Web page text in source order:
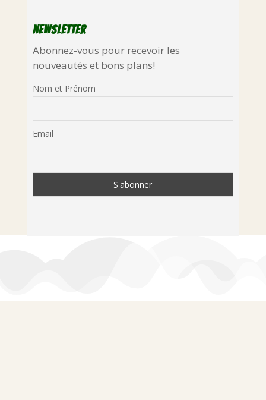
Newsletter
Abonnez-vous pour recevoir les
nouveautés et bons plans!
Nom et Prénom
Email